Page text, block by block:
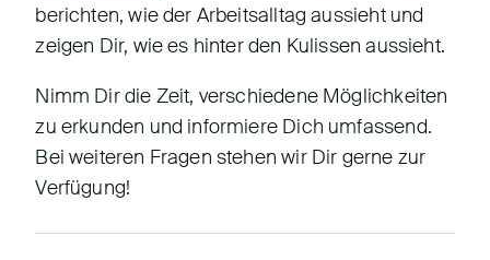
berichten, wie der Arbeitsalltag aussieht und
zeigen Dir, wie es hinter den Kulissen aussieht.
Nimm Dir die Zeit, verschiedene Möglichkeiten
zu erkunden und informiere Dich umfassend.
Bei weiteren Fragen stehen wir Dir gerne zur
Verfügung!